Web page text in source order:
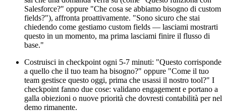
Salesforce?" oppure "Che cosa se abbiamo bisogno di custom
fields?"), affronta proattivamente. "Sono sicuro che stai
chiedendo come gestiamo custom fields — lasciami mostrarti
questo in un momento, ma prima lasciami finire il flusso di
base."
Costruisci in checkpoint ogni 5-7 minuti: "Questo corrisponde
a quello che il tuo team ha bisogno?" oppure "Come il tuo
team gestisce questo oggi, prima che usassi il nostro tool?" I
checkpoint fanno due cose: validano engagement e portano a
galla obiezioni o nuove priorità che dovresti contabilità per nel
demo rimanente.